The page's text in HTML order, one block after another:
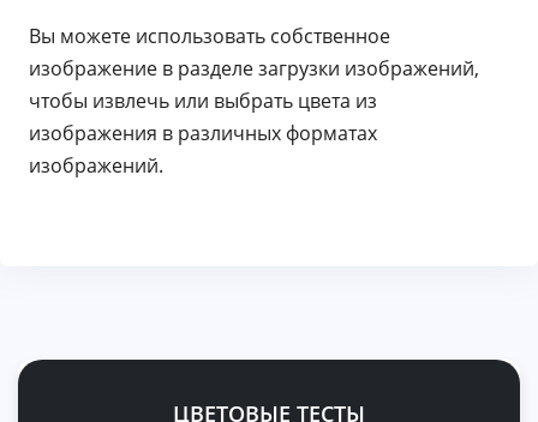
Вы можете использовать собственное
изображение в разделе загрузки изображений,
чтобы извлечь или выбрать цвета из
изображения в различных форматах
изображений.
ЦВЕТОВЫЕ ТЕСТЫ